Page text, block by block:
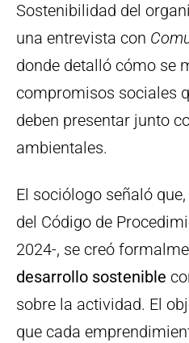
Sostenibilidad del
una entrevista con
donde detalló cómo se
compromisos sociales
deben presentar junto
ambientales.
El sociólogo señaló
del Código de
2024-, se creó
desarrollo sostenible
sobre la actividad. El
que cada